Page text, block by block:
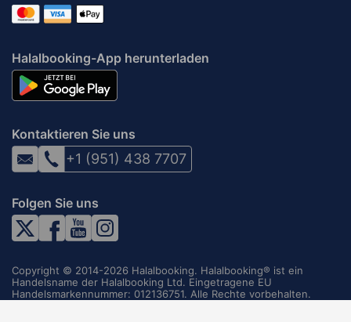
Halalbooking-App herunterladen
Kontaktieren Sie uns
+1 (951) 438 7707
Folgen Sie uns
Copyright © 2014-2026 Halalbooking. Halalbooking® ist ein
Handelsname der Halalbooking Ltd. Eingetragene EU
Handelsmarkennummer: 012136751. Alle Rechte vorbehalten.